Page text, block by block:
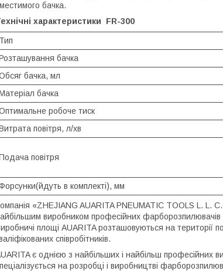
бачка.
характеристики
FR-300
Тип
бачка
бачка, мл
бачка
робоче тиск
повітря, л/хв
повітря
в комплекті), мм
«ZHEJIANG AUARITA PNEUMATIC TOOLS L. L.
виробником професійних фарборозпилювачів
площі AUARITA розташовуються на території
співробітників.
є однією з найбільших і найбільш професійних
на розробці і виробництві